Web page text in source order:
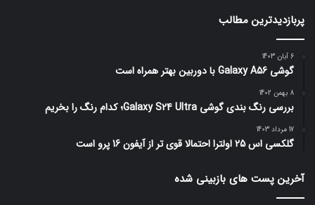
پربازدیدترین مطالب
6 آبان 1403
گوشی Galaxy A56 با دوربین بهتر همراه است
8 بهمن 1402
بررسی رنگ بندی گوشی Galaxy S24 Ultra؛ کدام رنگ را بخریم
17 مرداد 1403
گلکسی اس 25 اولترا احتمالا قوی تر از آیفون 16 پرو است
آخرین پست های بازبینی شده